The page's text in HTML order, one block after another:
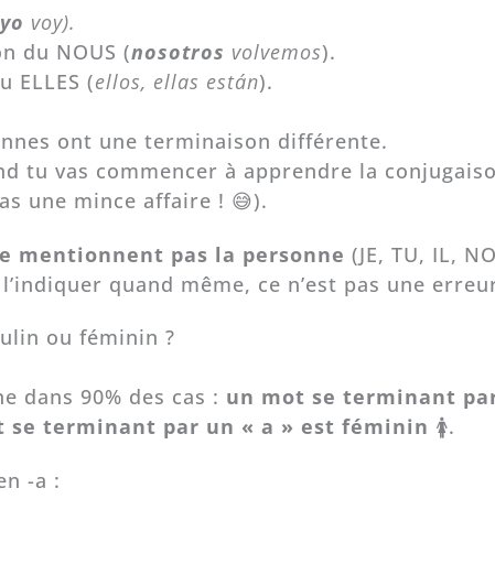
yo voy).
du NOUS (nosotros volvemos).
ELLES (ellos, ellas están).
ont une terminaison différente.
tu vas commencer à apprendre la
une mince affaire ! 😅).
mentionnent pas la personne (JE, TU, IL,
quand même, ce n’est pas une
ou féminin ?
dans 90% des cas : un mot se terminant
se terminant par un « a » est féminin 🚺.
-a :